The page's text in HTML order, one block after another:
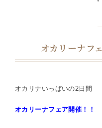
オカリーナフ
オカリナいっぱいの2日間
オカリーナフェア開催！！